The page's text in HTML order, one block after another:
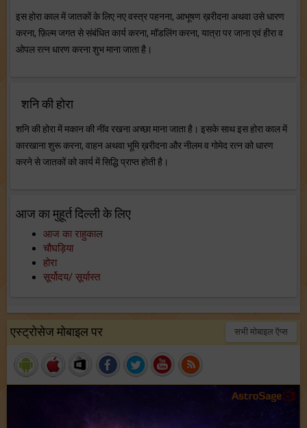
इस होरा काल में जातकों के लिए नए वस्त्र पहनना, आभूषण ख़रीदना अथवा उसे धारण
करना, फ़िल्म जगत से संबंधित कार्य करना, मॉडलिंग करना, यात्रा पर जाना एवं हीरा व
ओपल रत्न धारण करना शुभ माना जाता है।
शनि की होरा
शनि की होरा में मकान की नींव रखना अच्छा माना जाता है। इसके साथ इस होरा काल में
कारखाना शुरू करना, वाहन अथवा भूमि ख़रीदना और नीलम व गोमेद रत्न को धारण
करने से जातकों को कार्य में सिद्धि प्राप्त होती है।
आज का मुहूर्त दिल्ली के लिए
आज का राहुकाल
चौघड़िया
होरा
सूर्योदय/ सूर्यास्त
एस्ट्रोसेज मोबाइल पर सभी मोबाइल ऍप्स